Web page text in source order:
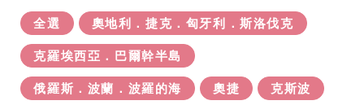
非洲
遊輪
美洲
全選
奧地利．捷克．匈牙利．斯洛伐克
克羅埃西亞．巴爾幹半島
俄羅斯．波蘭．波羅的海
奧捷 克斯波